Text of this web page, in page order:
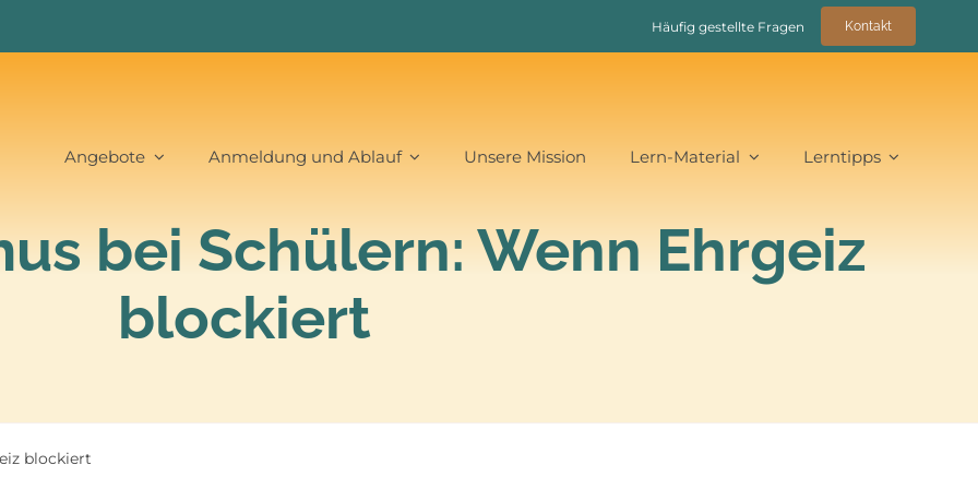
Häufig gestellte Fragen Kontakt
Angebote Anmeldung und Ablauf Unsere Mission Lern-Material Lerntipps
bei Schülern: Wenn Ehrgeiz
blockiert
blockiert